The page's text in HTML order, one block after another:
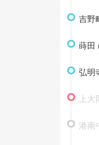
吉野
蒔田
弘明
上大
港南